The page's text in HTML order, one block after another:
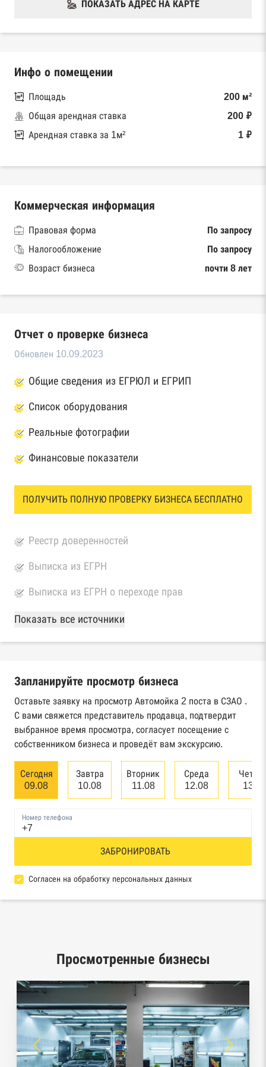
ПОКАЗАТЬ АДРЕС НА КАРТЕ
Инфо о помещении
Площадь
200 м²
Общая арендная ставка
200 ₽
Арендная ставка за 1м²
1 ₽
Коммерческая информация
Правовая форма
По запросу
Налогообложение
По запросу
Возраст бизнеса
почти 8 лет
Отчет о проверке бизнеса
Обновлен 10.09.2023
Общие сведения из ЕГРЮЛ и ЕГРИП
Список оборудования
Реальные фотографии
Финансовые показатели
ПОЛУЧИТЬ ПОЛНУЮ ПРОВЕРКУ БИЗНЕСА БЕСПЛАТНО
Реестр доверенностей
Выписка из ЕГРН
Выписка из ЕГРН о переходе прав
База Росстата
Реестры ЕГРЮЛ и ЕГРИП Федеральной
Реестр государственных контрактов
Федерального казначейства
Картотека арбитражных дел Высшего
арбитражного суда
Единый федеральный реестр сведений о
банкротстве юридических лиц
банкротстве физических лиц
Реестр товарных знаков и знаков обслуживания
Роспатента
ценных бумаг
Росздравнадзор, Рособрнадзор, Роскомнадзор,
Роспотребнадзор, Росприроднадзор,
Ростехнадзор
Реестр плановых проверок Реестр
Показать все источники
Запланируйте просмотр бизнеса
Оставьте заявку на просмотр Автомойка 2 поста в СЗАО .
С вами свяжется представитель продавца, подтвердит
выбранное время просмотра, согласует посещение с
собственником бизнеса и проведёт вам экскурсию.
Сегодня
09.08
Завтра
10.08
Вторник
11.08
Среда
12.08
13.08
Номер телефона
ЗАБРОНИРОВАТЬ
Согласен на обработку персональных данных
Просмотренные бизнесы